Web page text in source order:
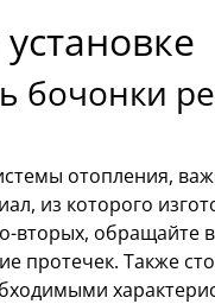
бочонки
отопления,
из которого
обращайте
протечек. Также